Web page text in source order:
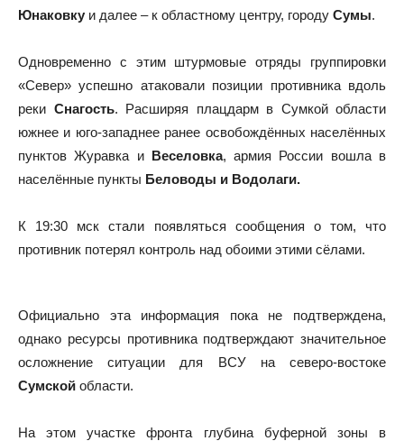
Юнаковку и далее – к областному центру, городу Сумы.
Одновременно с этим штурмовые отряды группировки
«Север» успешно атаковали позиции противника вдоль
реки Снагость. Расширяя плацдарм в Сумкой области
южнее и юго-западнее ранее освобождённых населённых
пунктов Журавка и Веселовка, армия России вошла в
населённые пункты Беловоды и Водолаги.
К 19:30 мск стали появляться сообщения о том, что
противник потерял контроль над обоими этими сёлами.
Официально эта информация пока не подтверждена,
однако ресурсы противника подтверждают значительное
осложнение ситуации для ВСУ на северо-востоке
Сумской области.
На этом участке фронта глубина буферной зоны в